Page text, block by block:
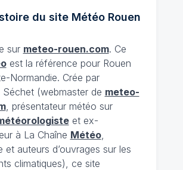
du site Météo Rouen
sur meteo-rouen.com. Ce
est la référence pour Rouen
Normandie. Crée par
Séchet (webmaster de meteo-
, présentateur météo sur
et ex-
à La Chaîne Météo,
et auteurs d’ouvrages sur les
climatiques), ce site